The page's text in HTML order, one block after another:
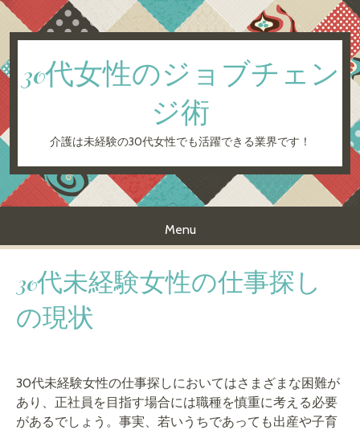
30代女性のジョブチェン
ジ術
介護は未経験の30代女性でも活躍できる業界です！
Menu
Skip to content
30代未経験女性の仕事探し
の現状
30代未経験女性の仕事探しにおいてはさまざまな困難が
あり、正社員を目指す場合には職種を慎重に考える必要
があるでしょう。事実、若いうちであっても出産や子育